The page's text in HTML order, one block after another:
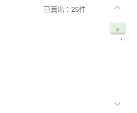
已賣出：26件